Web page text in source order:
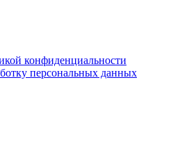
конфиденциальности
персональных данных